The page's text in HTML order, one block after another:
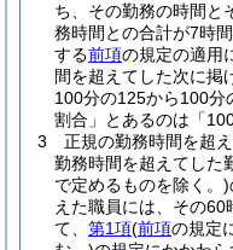
ち、その勤務の時間と
務時間との合計が7時
する前項の規定の適用
間を超えてした次に掲
100分の125から100分
割合」とあるのは「
3
正規の勤務時間を超
勤務時間を超えてした
で定めるものを除く。)
えた職員には、その60
て、 第1項(前項の規定